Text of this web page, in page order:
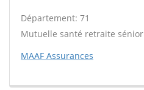
Département: 71
Mutuelle santé retraite sénior
MAAF Assurances